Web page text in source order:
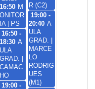
19:00 -
20:40 A
ULA
GRAD. |
MARCE
LO
RODRIG
UES
(M1)
19:00 -
16:50 -
18:30 A
ULA
GRAD. |
CAMAC
HO
R (C2)
16:50 M
ONITOR
IA | PS